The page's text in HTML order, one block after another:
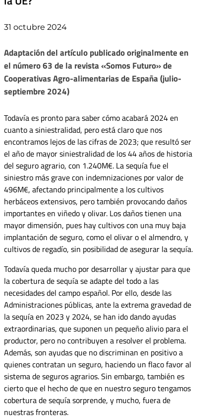
31 octubre 2024
Adaptación del artículo publicado originalmente en
el número 63 de la revista «Somos Futuro» de
Cooperativas Agro-alimentarias de España (julio-
septiembre 2024)
Todavía es pronto para saber cómo acabará 2024 en
cuanto a siniestralidad, pero está claro que nos
encontramos lejos de las cifras de 2023; que resultó ser
el año de mayor siniestralidad de los 44 años de historia
del seguro agrario, con 1.240M€. La sequía fue el
siniestro más grave con indemnizaciones por valor de
496M€, afectando principalmente a los cultivos
herbáceos extensivos, pero también provocando daños
importantes en viñedo y olivar. Los daños tienen una
mayor dimensión, pues hay cultivos con una muy baja
implantación de seguro, como el olivar o el almendro, y
cultivos de regadío, sin posibilidad de asegurar la sequía.
Todavía queda mucho por desarrollar y ajustar para que
la cobertura de sequía se adapte del todo a las
necesidades del campo español. Por ello, desde las
Administraciones públicas, ante la extrema gravedad de
la sequía en 2023 y 2024, se han ido dando ayudas
extraordinarias, que suponen un pequeño alivio para el
productor, pero no contribuyen a resolver el problema.
Además, son ayudas que no discriminan en positivo a
quienes contratan un seguro, haciendo un flaco favor al
sistema de seguros agrarios. Sin embargo, también es
cierto que el hecho de que en nuestro seguro tengamos
cobertura de sequía sorprende, y mucho, fuera de
nuestras fronteras.